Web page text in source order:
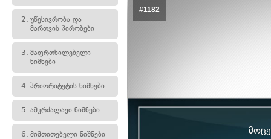
2. უწესივრობა და
მართვის პირობები
3. მაფრთხილებელი
ნიშნები
4. პრიორიტეტის ნიშნები
5. ამკრძალავი ნიშნები
6. მიმთითებელი ნიშნები
#1182